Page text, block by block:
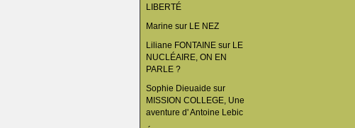
LIBERTÉ
Marine sur LE NEZ
Liliane FONTAINEsur LE
NUCLÉAIRE, ON EN
PARLE ?
Sophie Dieuaide sur
MISSION COLLEGE, Une
aventure d' Antoine Lebic